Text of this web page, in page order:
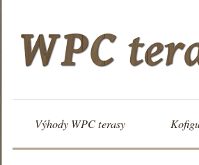
Výhody WPC terasy